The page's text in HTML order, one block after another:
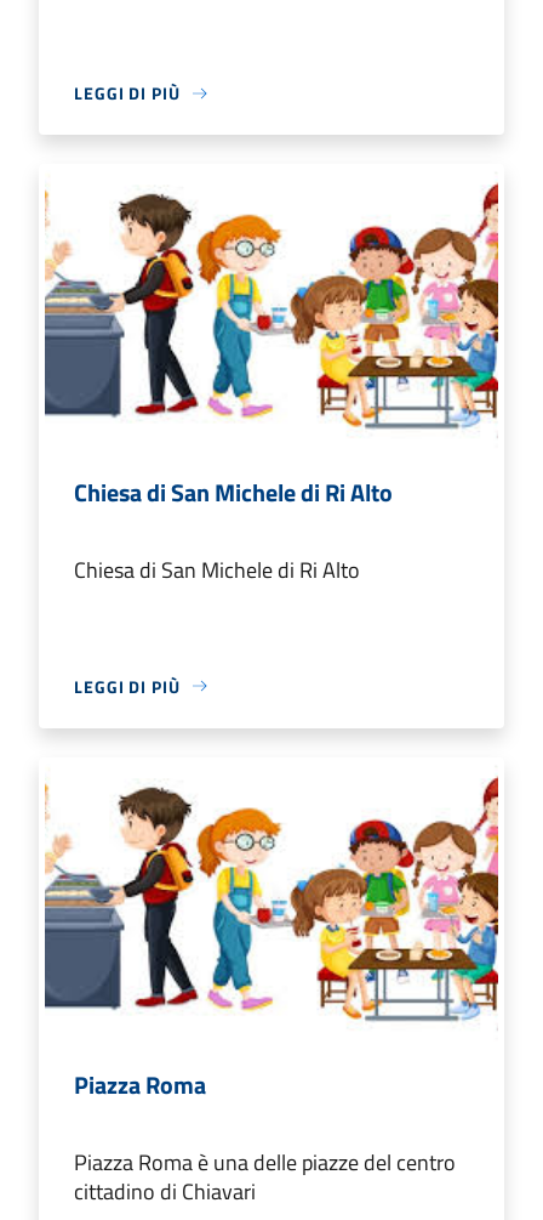
LEGGI DI PIÙ
Chiesa di San Michele di Ri Alto
Chiesa di San Michele di Ri Alto
LEGGI DI PIÙ
Piazza Roma
Piazza Roma è una delle piazze del centro
cittadino di Chiavari